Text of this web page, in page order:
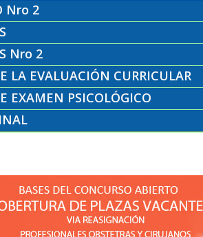
Nro 2
Nro 2
LA EVALUACIÓN CURRICULAR
EXAMEN PSICOLÓGICO